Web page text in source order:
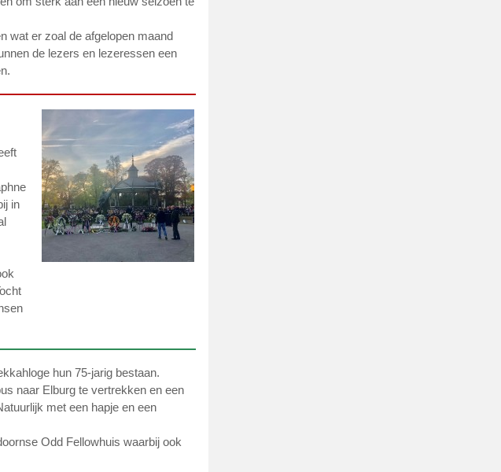
wat er zoal de afgelopen maand
de lezers en lezeressen een
in
hun 75-jarig bestaan.
naar Elburg te vertrekken en een
met een hapje en een
Odd Fellowhuis waarbij ook